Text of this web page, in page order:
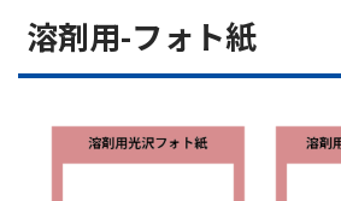
溶剤用-フォト紙